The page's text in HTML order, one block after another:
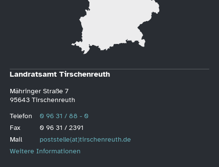
Landratsamt Tirschenreuth
Mähringer Straße 7
95643 Tirschenreuth
Telefon
0 96 31 / 88 - 0
Fax
0 96 31 / 2391
Mail
poststelle(at)tirschenreuth.de
Weitere Informationen